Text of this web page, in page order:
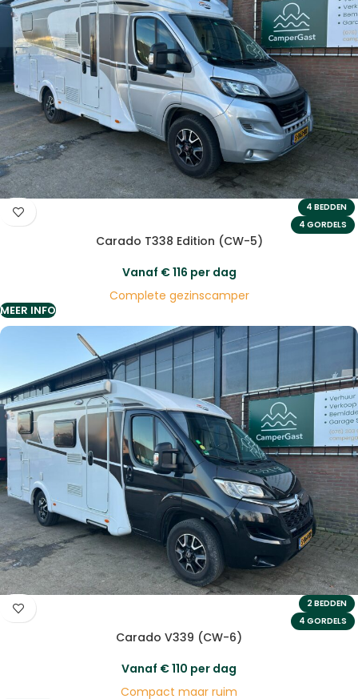
4 BEDDEN
4 GORDELS
Carado T338 Edition (CW-5)
Vanaf €116 per dag
Complete gezinscamper
MEER INFO
2 BEDDEN
4 GORDELS
Carado V339 (CW-6)
Vanaf €110 per dag
Compact maar ruim